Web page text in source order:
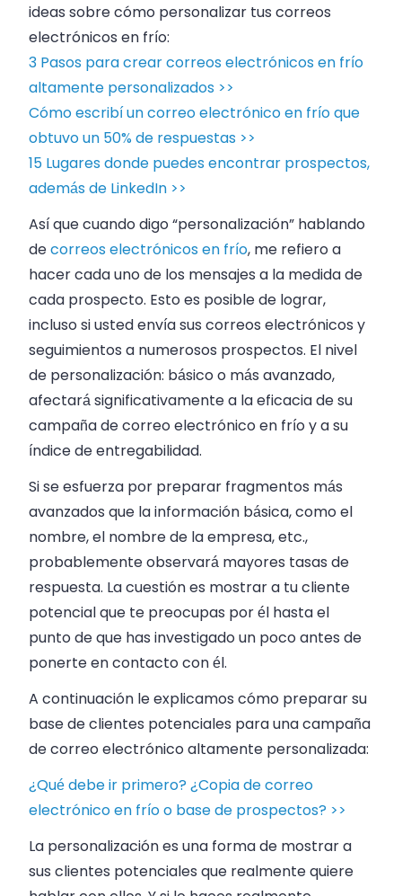
ideas sobre cómo personalizar tus correos
electrónicos en frío:
3 Pasos para crear correos electrónicos en frío
altamente personalizados >>
Cómo escribí un correo electrónico en frío que
obtuvo un 50% de respuestas >>
15 Lugares donde puedes encontrar prospectos,
además de LinkedIn >>
Así que cuando digo “personalización” hablando
decorreos electrónicos en frío, me refiero a
hacer cada uno de los mensajes a la medida de
cada prospecto. Esto es posible de lograr,
incluso si usted envía sus correos electrónicos y
seguimientos a numerosos prospectos. El nivel
de personalización: básico o más avanzado,
afectará significativamente a la eficacia de su
campaña de correo electrónico en frío y a su
índice de entregabilidad.
Si se esfuerza por preparar fragmentos más
avanzados que la información básica, como el
nombre, el nombre de la empresa, etc.,
probablemente observará mayores tasas de
respuesta. La cuestión es mostrar a tu cliente
potencial que te preocupas por él hasta el
punto de que has investigado un poco antes de
ponerte en contacto con él.
A continuación le explicamos cómo preparar su
base de clientes potenciales para una campaña
de correo electrónico altamente personalizada:
¿Qué debe ir primero? ¿Copia de correo
electrónico en frío o base de prospectos? >>
La personalización es una forma de mostrar a
sus clientes potenciales que realmente quiere